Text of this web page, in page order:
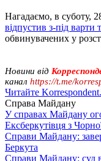
Нагадаємо, в суботу,
відпустив з-під варти
обвинувачених у
Новини від
канал https://t.me/
Читайте
Справа Майдану
У справах Майдану
Ексберкутівця з
Справи Майдану:
Беркута
Справи Майдану: суд